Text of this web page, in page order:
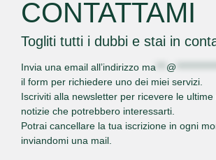
CONTATTAMI
Togliti tutti i dubbi e stai in
Invia una email all’indirizzo ma @
il form per richiedere uno dei miei servizi.
Iscriviti alla newsletter per ricevere le
notizie che potrebbero interessarti.
Potrai cancellare la tua iscrizione in ogni
inviandomi una mail.